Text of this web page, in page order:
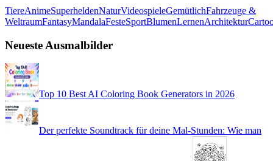
TiereAnimeSuperheldenNaturVideospieleGemütlichFahrzeuge &
WeltraumFantasyMandalaFesteSportBlumenLernenArchitektur
Neueste Ausmalbilder
Top 10 Best AI Coloring Book Generators in 2026
Der perfekte Soundtrack für deine Mal-Stunden: Wie man